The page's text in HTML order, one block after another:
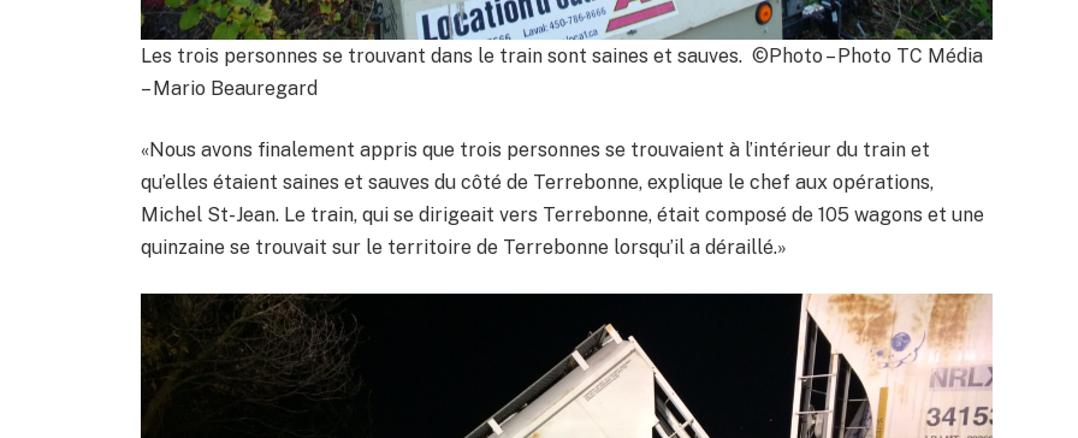
Les trois personnes se trouvant dans le train sont saines et sauves. ©Photo – Photo TC Média
– Mario Beauregard
«Nous avons finalement appris que trois personnes se trouvaient à l’intérieur du train et
qu’elles étaient saines et sauves du côté de Terrebonne, explique le chef aux opérations,
Michel St-Jean. Le train, qui se dirigeait vers Terrebonne, était composé de 105 wagons et une
quinzaine se trouvait sur le territoire de Terrebonne lorsqu’il a déraillé.»